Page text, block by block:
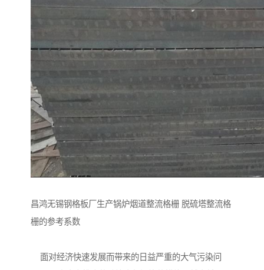
昌鸿无锡钢格板厂生产锅炉烟道整流格栅 脱硫塔整流格
栅的参考系数
面对经济快速发展而带来的日益严重的大气污染问